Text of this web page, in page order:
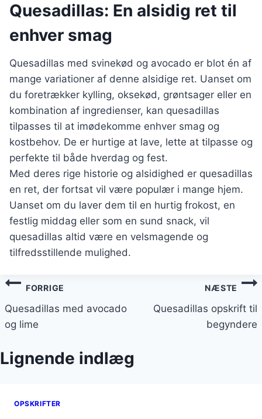
Quesadillas: En alsidig ret til
enhver smag
Quesadillas med svinekød og avocado er blot én af
mange variationer af denne alsidige ret. Uanset om
du foretrækker kylling, oksekød, grøntsager eller en
kombination af ingredienser, kan quesadillas
tilpasses til at imødekomme enhver smag og
kostbehov. De er hurtige at lave, lette at tilpasse og
perfekte til både hverdag og fest.
Med deres rige historie og alsidighed er quesadillas
en ret, der fortsat vil være populær i mange hjem.
Uanset om du laver dem til en hurtig frokost, en
festlig middag eller som en sund snack, vil
quesadillas altid være en velsmagende og
tilfredsstillende mulighed.
Indlægsnavigation
FORRIGE
Quesadillas med avocado
og lime
NÆSTE
Quesadillas opskrift til
begyndere
Lignende indlæg
OPSKRIFTER